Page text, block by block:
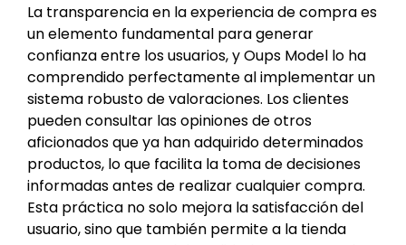
La transparencia en la experiencia de compra es
un elemento fundamental para generar
confianza entre los usuarios, y Oups Model lo ha
comprendido perfectamente al implementar un
sistema robusto de valoraciones. Los clientes
pueden consultar las opiniones de otros
aficionados que ya han adquirido determinados
productos, lo que facilita la toma de decisiones
informadas antes de realizar cualquier compra.
Esta práctica no solo mejora la satisfacción del
usuario, sino que también permite a la tienda